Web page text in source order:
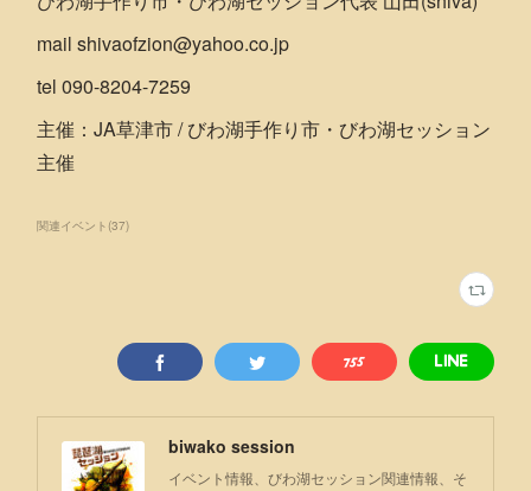
mail shivaofzion@yahoo.co.jp
tel 090-8204-7259
主催：JA草津市 / びわ湖手作り市・びわ湖セッション
主催
関連イベント (37)
biwako session
イベント情報、びわ湖セッション関連情報、そ